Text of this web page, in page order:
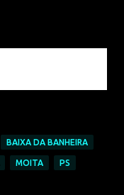
BAIXA DA BANHEIRA
MOITA PS